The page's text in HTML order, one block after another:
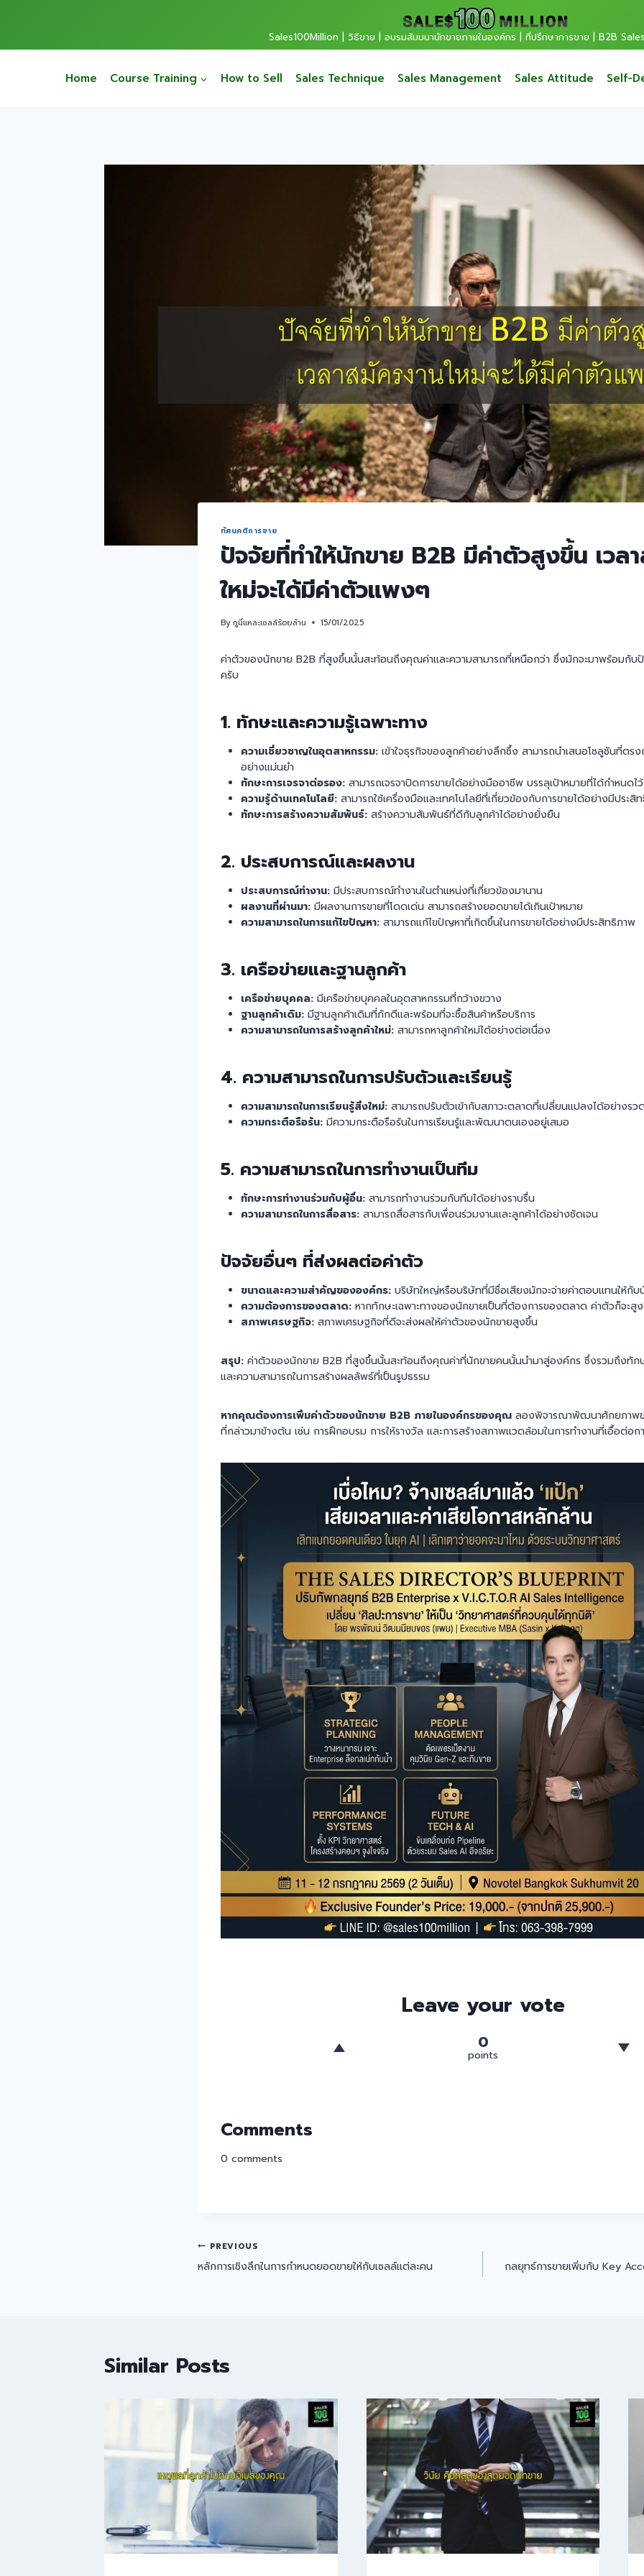
Sales100Million | วิธีขาย | อบรมสัมมนานักขายภายในองค์กร | ที่ปรึกษาการขาย | B2B Sales
Home Course Training How to Sell Sales Technique Sales Management Sales Attitude Self-
ทัศนคติการขาย
ปัจจัยที่ทำให้นักขาย B2B มีค่าตัวสูงขึ้น เวล
ใหม่จะได้มีค่าตัวแพงๆ
Byกูนี่แหละเซลล์ร้อยล้าน 15/01/2025
ค่าตัวของนักขาย B2B ที่สูงขึ้นนั้นสะท้อนถึงคุณค่าและความสามารถที่เหนือกว่า ซึ่งมักจะมาพร้อมกับ
ครับ
1. ทักษะและความรู้เฉพาะทาง
ความเชี่ยวชาญในอุตสาหกรรม: เข้าใจธุรกิจของลูกค้าอย่างลึกซึ้ง สามารถนำเสนอโซลูชันที่ตร
อย่างแม่นยำ
ทักษะการเจรจาต่อรอง: สามารถเจรจาปิดการขายได้อย่างมืออาชีพ บรรลุเป้าหมายที่ได้กำหนดไว้
ความรู้ด้านเทคโนโลยี: สามารถใช้เครื่องมือและเทคโนโลยีที่เกี่ยวข้องกับการขายได้อย่างมีประสิ
ทักษะการสร้างความสัมพันธ์: สร้างความสัมพันธ์ที่ดีกับลูกค้าได้อย่างยั่งยืน
2. ประสบการณ์และผลงาน
ประสบการณ์ทำงาน: มีประสบการณ์ทำงานในตำแหน่งที่เกี่ยวข้องมานาน
ผลงานที่ผ่านมา: มีผลงานการขายที่โดดเด่น สามารถสร้างยอดขายได้เกินเป้าหมาย
ความสามารถในการแก้ไขปัญหา: สามารถแก้ไขปัญหาที่เกิดขึ้นในการขายได้อย่างมีประสิทธิภาพ
3. เครือข่ายและฐานลูกค้า
เครือข่ายบุคคล: มีเครือข่ายบุคคลในอุตสาหกรรมที่กว้างขวาง
ฐานลูกค้าเดิม: มีฐานลูกค้าเดิมที่ภักดีและพร้อมที่จะซื้อสินค้าหรือบริการ
ความสามารถในการสร้างลูกค้าใหม่: สามารถหาลูกค้าใหม่ได้อย่างต่อเนื่อง
4. ความสามารถในการปรับตัวและเรียนรู้
ความสามารถในการเรียนรู้สิ่งใหม่: สามารถปรับตัวเข้ากับสภาวะตลาดที่เปลี่ยนแปลงได้อย่างรว
ความกระตือรือร้น: มีความกระตือรือร้นในการเรียนรู้และพัฒนาตนเองอยู่เสมอ
5. ความสามารถในการทำงานเป็นทีม
ทักษะการทำงานร่วมกับผู้อื่น: สามารถทำงานร่วมกับทีมได้อย่างราบรื่น
ความสามารถในการสื่อสาร: สามารถสื่อสารกับเพื่อนร่วมงานและลูกค้าได้อย่างชัดเจน
ปัจจัยอื่นๆ ที่ส่งผลต่อค่าตัว
ขนาดและความสำคัญขององค์กร: บริษัทใหญ่หรือบริษัทที่มีชื่อเสียงมักจะจ่ายค่าตอบแทนให้กับ
ความต้องการของตลาด: หากทักษะเฉพาะทางของนักขายเป็นที่ต้องการของตลาด ค่าตัวก็จะสู
สภาพเศรษฐกิจ: สภาพเศรษฐกิจที่ดีจะส่งผลให้ค่าตัวของนักขายสูงขึ้น
สรุป: ค่าตัวของนักขาย B2B ที่สูงขึ้นนั้นสะท้อนถึงคุณค่าที่นักขายคนนั้นนำมาสู่องค์กร ซึ่งรวมถึงทัก
และความสามารถในการสร้างผลลัพธ์ที่เป็นรูปธรรม
หากคุณต้องการเพิ่มค่าตัวของนักขาย B2B ภายในองค์กรของคุณ ลองพิจารณาพัฒนาศักยภาพ
ที่กล่าวมาข้างต้น เช่น การฝึกอบรม การให้รางวัล และการสร้างสภาพแวดล้อมในการทำงานที่เอื้อต่อ
Leave your vote
0
points
Comments
0 comments
PREVIOUS
หลักการเชิงลึกในการกำหนดยอดขายให้กับเซลล์แต่ละคน กลยุทธ์การขายเพิ่มกับ Key
Similar Posts